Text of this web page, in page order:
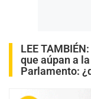
LEE TAMBIÉN:
que aúpan a
Parlamento: